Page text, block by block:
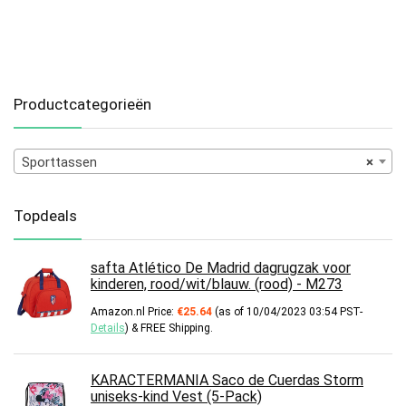
Productcategorieën
×
Sporttassen
Topdeals
safta Atlético De Madrid dagrugzak voor
kinderen, rood/wit/blauw. (rood) - M273
Amazon.nl Price: €25.64 (as of 10/04/2023 03:54 PST-
Details) & FREE Shipping
KARACTERMANIA Saco de Cuerdas Storm
uniseks-kind Vest (5-Pack)